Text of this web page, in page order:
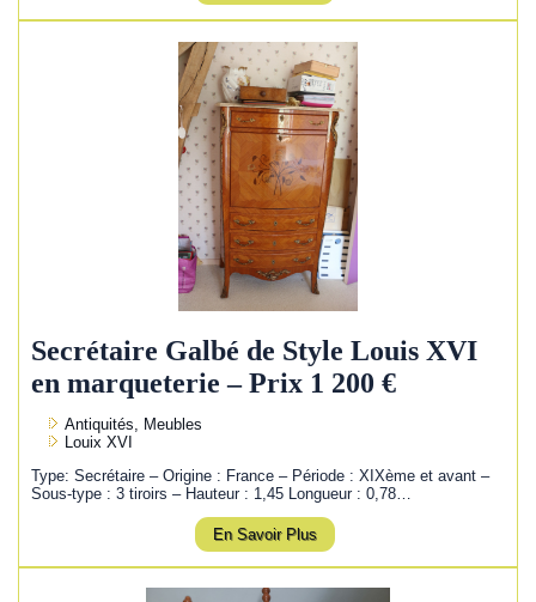
Secrétaire Galbé de Style Louis XVI
en marqueterie – Prix 1 200 €
Antiquités, Meubles
Louix XVI
Type: Secrétaire – Origine : France – Période : XIXème et avant –
Sous-type : 3 tiroirs – Hauteur : 1,45 Longueur : 0,78…
En Savoir Plus